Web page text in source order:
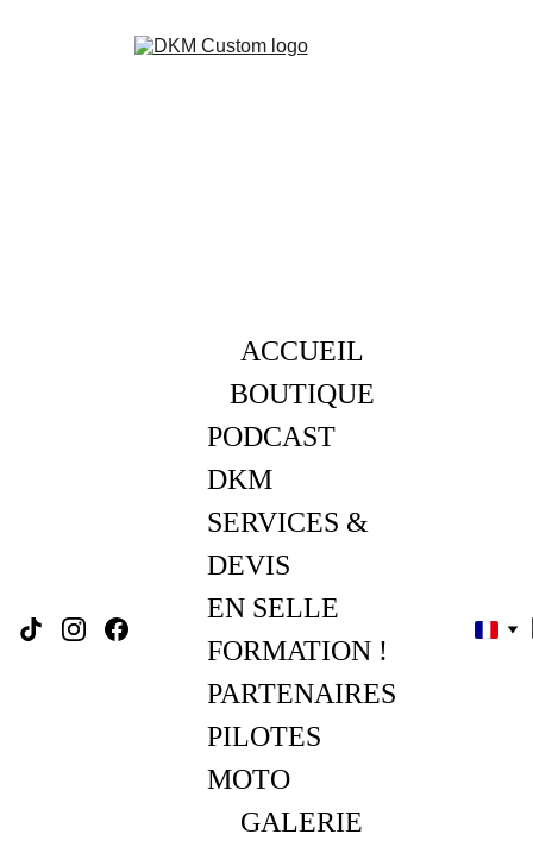
ACCUEIL
BOUTIQUE
PODCAST
DKM
SERVICES &
DEVIS
EN SELLE
FORMATION !
PARTENAIRES
PILOTES
MOTO
GALERIE